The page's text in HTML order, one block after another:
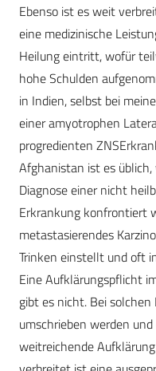
Ebenso ist es weit
eine medizinische
Heilung eintritt, wofür
hohe Schulden
in Indien, selbst bei
einer amyotrophen
progredienten
Afghanistan ist es
Diagnose einer nicht
Erkrankung konfrontiert
metastasierendes
Trinken einstellt und oft
Eine Aufklärungspflicht
gibt es nicht. Bei
umschrieben werden
weitreichende